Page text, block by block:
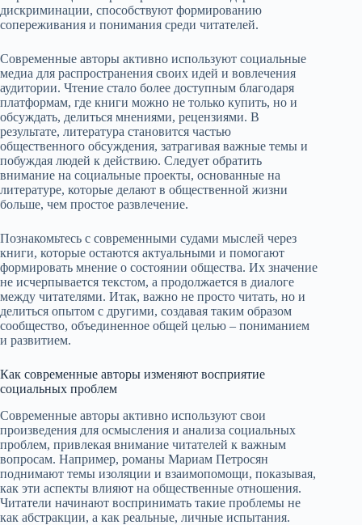
дискриминации, способствуют формированию
сопереживания и понимания среди читателей.
Современные авторы активно используют социальные
медиа для распространения своих идей и вовлечения
аудитории. Чтение стало более доступным благодаря
платформам, где книги можно не только купить, но и
обсуждать, делиться мнениями, рецензиями. В
результате, литература становится частью
общественного обсуждения, затрагивая важные темы и
побуждая людей к действию. Следует обратить
внимание на социальные проекты, основанные на
литературе, которые делают в общественной жизни
больше, чем простое развлечение.
Познакомьтесь с современными судами мыслей через
книги, которые остаются актуальными и помогают
формировать мнение о состоянии общества. Их значение
не исчерпывается текстом, а продолжается в диалоге
между читателями. Итак, важно не просто читать, но и
делиться опытом с другими, создавая таким образом
сообщество, объединенное общей целью – пониманием
и развитием.
Как современные авторы изменяют восприятие
социальных проблем
Современные авторы активно используют свои
произведения для осмысления и анализа социальных
проблем, привлекая внимание читателей к важным
вопросам. Например, романы Мариам Петросян
поднимают темы изоляции и взаимопомощи, показывая,
как эти аспекты влияют на общественные отношения.
Читатели начинают воспринимать такие проблемы не
как абстракции, а как реальные, личные испытания.